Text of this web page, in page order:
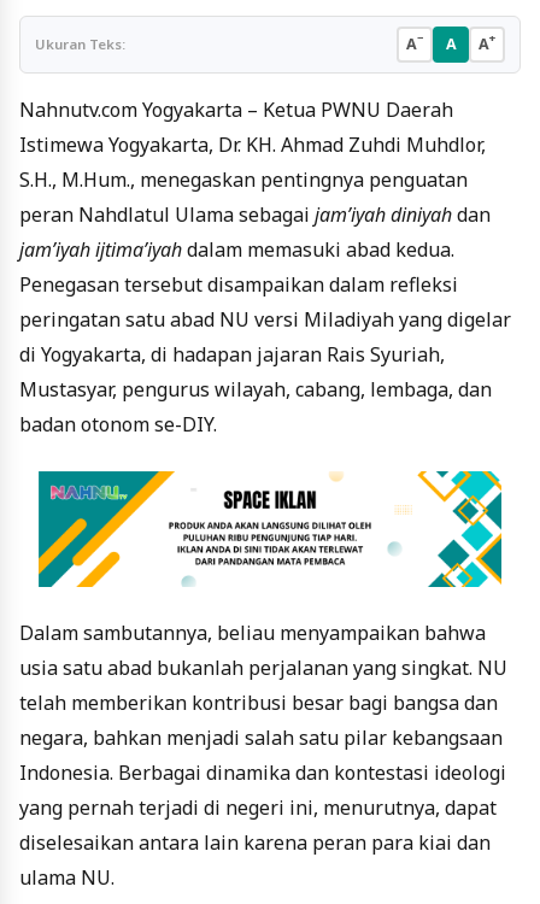
Ukuran Teks: A− A A+
Nahnutv.com Yogyakarta – Ketua PWNU Daerah
Istimewa Yogyakarta, Dr. KH. Ahmad Zuhdi Muhdlor,
S.H., M.Hum., menegaskan pentingnya penguatan
peran Nahdlatul Ulama sebagai jam’iyah diniyahdan
jam’iyah ijtima’iyahdalam memasuki abad kedua.
Penegasan tersebut disampaikan dalam refleksi
peringatan satu abad NU versi Miladiyah yang digelar
di Yogyakarta, di hadapan jajaran Rais Syuriah,
Mustasyar, pengurus wilayah, cabang, lembaga, dan
badan otonom se-DIY.
Dalam sambutannya, beliau menyampaikan bahwa
usia satu abad bukanlah perjalanan yang singkat. NU
telah memberikan kontribusi besar bagi bangsa dan
negara, bahkan menjadi salah satu pilar kebangsaan
Indonesia. Berbagai dinamika dan kontestasi ideologi
yang pernah terjadi di negeri ini, menurutnya, dapat
diselesaikan antara lain karena peran para kiai dan
ulama NU.